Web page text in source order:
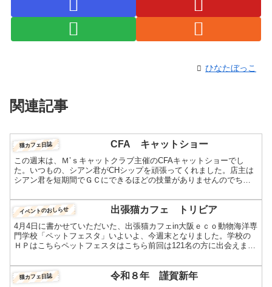
ひなたぼっこ
関連記事
猫カフェ日誌 CFA キャットショー
この週末は、Ｍ’ｓキャットクラブ主催のCFAキャットショーでし
た。いつもの、シアン君がCHシップを頑張ってくれました。店主は
シアン君を短期間でＧＣにできるほどの技量がありませんのでちょ
イベントのおしらせ 出張猫カフェ トリビア
4月4日に書かせていただいた、出張猫カフェin大阪ｅｃｏ動物海洋専
門学校「ペットフェスタ」いよいよ、今週末となりました。学校の
ＨＰはこちらペットフェスタはこちら前回は121名の方に出会えまし
猫カフェ日誌 令和８年 謹賀新年